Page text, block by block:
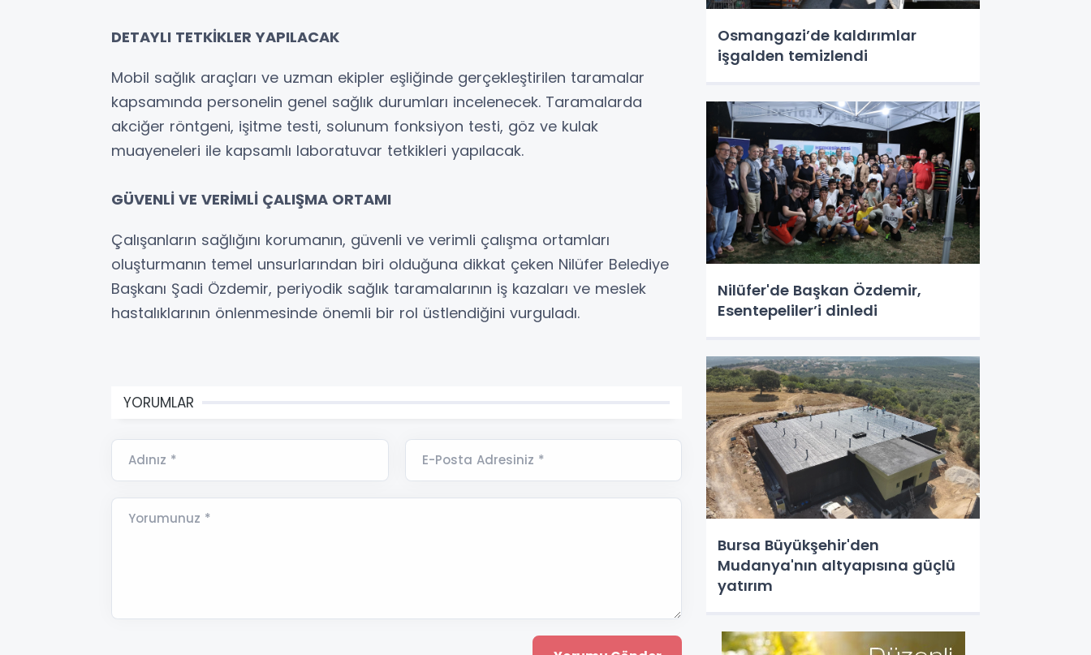
DETAYLI TETKİKLER YAPILACAK
Mobil sağlık araçları ve uzman ekipler eşliğinde gerçekleştirilen taramalar
kapsamında personelin genel sağlık durumları incelenecek. Taramalarda
akciğer röntgeni, işitme testi, solunum fonksiyon testi, göz ve kulak
muayeneleri ile kapsamlı laboratuvar tetkikleri yapılacak.
GÜVENLİ VE VERİMLİ ÇALIŞMA ORTAMI
Çalışanların sağlığını korumanın, güvenli ve verimli çalışma ortamları
oluşturmanın temel unsurlarından biri olduğuna dikkat çeken Nilüfer Belediye
Başkanı Şadi Özdemir, periyodik sağlık taramalarının iş kazaları ve meslek
hastalıklarının önlenmesinde önemli bir rol üstlendiğini vurguladı.
YORUMLAR
Adınız * E-Posta Adresiniz *
Yorumunuz *
Osmangazi’de kaldırımlar
işgalden temizlendi
Nilüfer'de Başkan Özdemir,
Esentepeliler’i dinledi
Bursa Büyükşehir'den
Mudanya'nın altyapısına güçlü
yatırım